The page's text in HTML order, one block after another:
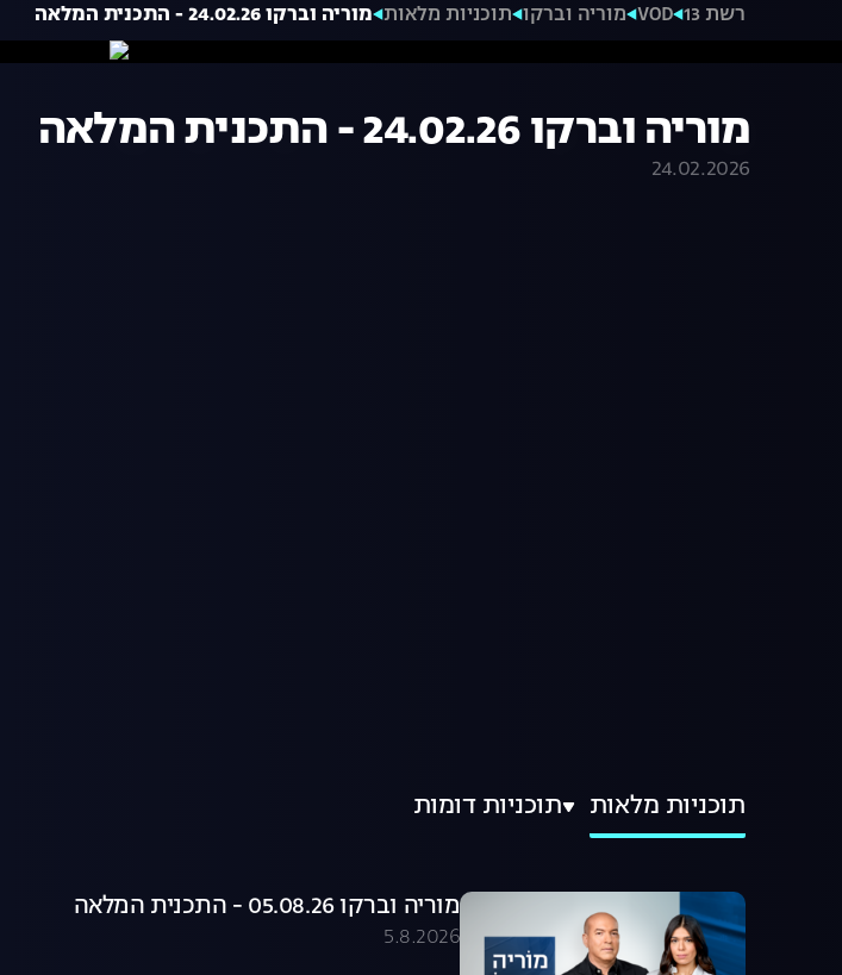
רשת 13 VOD מוריה וברקו תוכניות מלאות מוריה וברקו 24.02.26 - התכנית המלאה
מוריה וברקו 24.02.26 - התכנית המלאה
24.02.2026
תוכניות מלאות תוכניות דומות
מוריה וברקו 05.08.26 - התכנית המלאה
5.8.2026